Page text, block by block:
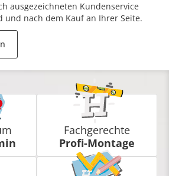
ausgezeichneten Kundenservice
und nach dem Kauf an Ihrer Seite.
Fachgerechte
Profi-Montage